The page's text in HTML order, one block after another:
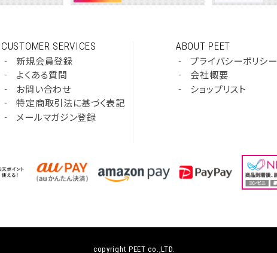
CUSTOMER SERVICES
‐
新規会員登録
‐
よくある質問
‐
お問い合わせ
‐
特定商取引法に基づく表記
‐
メールマガジン登録
ABOUT PEET
‐
プライバシーポリシー
‐
会社概要
‐
ショップリスト
copyright PEET co.,LTD.